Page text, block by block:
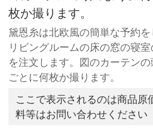
枚か撮ります。
黛恩糸は北欧風の簡単な予約
リビングルームの床の窓の寝
を注文します。図のカーテン
ごとに何枚か撮ります。
ここで表示されるのは商品原
料等はお問い合わせください